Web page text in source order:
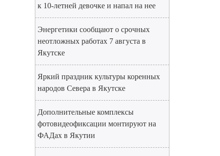
к 10-летней девочке и напал на нее
Энергетики сообщают о срочных
неотложных работах 7 августа в
Якутске
Яркий праздник культуры коренных
народов Севера в Якутске
Дополнительные комплексы
фотовидеофиксации монтируют на
ФАДах в Якутии